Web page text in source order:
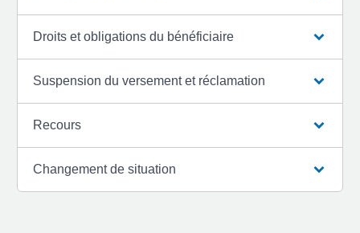
Droits et obligations du bénéficiaire
Suspension du versement et réclamation
Recours
Changement de situation